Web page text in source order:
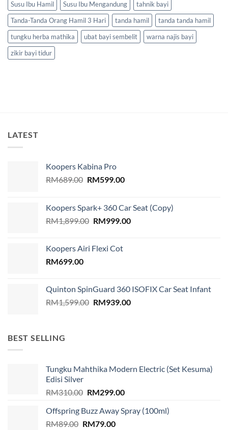
Susu Ibu Hamil Susu Ibu Mengandung
tahnik bayi
Tanda-Tanda Orang Hamil 3 Hari
tanda hamil
tanda tanda hamil
tungku herba mathika
ubat bayi sembelit
warna najis bayi
zikir bayi tidur
LATEST
Koopers Kabina Pro
RM689.00 Original
RM689.00.
RM599.00Current
RM599.00.
Koopers Spark+ 360 Car Seat (Copy)
RM1,899.00 Original
RM1,899.00.
RM999.00Current
Koopers Airi Flexi Cot
RM699.00
Quinton SpinGuard 360 ISOFIX Car Seat Infant
RM1,599.00 Original
RM939.00Current
BEST SELLING
Tungku Mahthika Modern Electric (Set Kesuma)
Edisi Silver
RM310.00 Original
was:
RM310.00.
RM299.00Current
is:
Offspring Buzz Away Spray (100ml)
RM89.00 Original
RM79.00Current